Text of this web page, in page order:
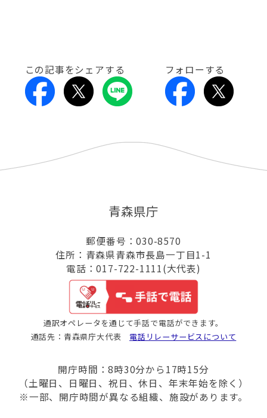
この記事をシェアする フォローする
青森県庁
郵便番号：030-8570
住所：青森県青森市長島一丁目1-1
電話：017-722-1111(大代表)
通訳オペレータを通じて手話で電話ができます。
通話先：青森県庁大代表 電話リレーサービスについて
開庁時間：8時30分から17時15分
（土曜日、日曜日、祝日、休日、年末年始を除く）
※一部、開庁時間が異なる組織、施設があります。